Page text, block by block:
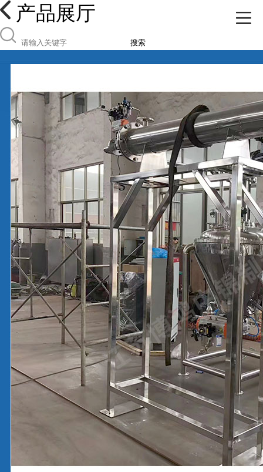
产品展厅
搜索